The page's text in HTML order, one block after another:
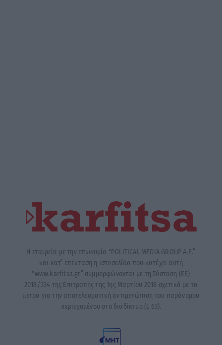
Η εταιρεία με την επωνυμία “POLITICAL MEDIA GROUP A.E.”
και κατ’ επέκταση η ιστοσελίδα που κατέχει αυτή
“www.karfitsa.gr” συμμορφώνονται με τη Σύσταση (ΕΕ)
2018/334 της Επιτροπής της 1ης Μαρτίου 2018 σχετικά με τα
μέτρα για την αποτελεσματική αντιμετώπιση του παράνομου
περιεχομένου στο διαδίκτυο (L 63).